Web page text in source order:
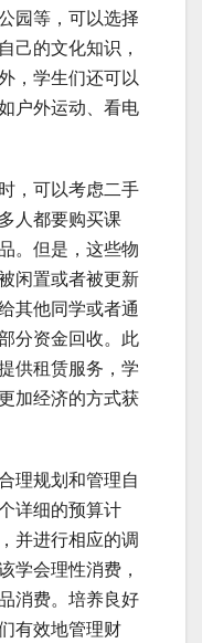
园等，可以选择
己的文化知识，
，学生们还可以
户外运动、看电
，可以考虑二手
人都要购买课
。但是，这些物
闲置或者被更新
其他同学或者通
分资金回收。此
供租赁服务，学
加经济的方式获
理规划和管理自
详细的预算计
并进行相应的调
学会理性消费，
消费。培养良好
有效地管理财